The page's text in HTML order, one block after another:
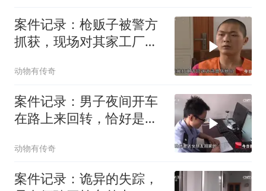
案件记录：枪贩子被警方
抓获，现场对其家工厂搜
动物有传奇
案件记录：男子夜间开车
在路上来回转，恰好是案
动物有传奇
案件记录：诡异的失踪，